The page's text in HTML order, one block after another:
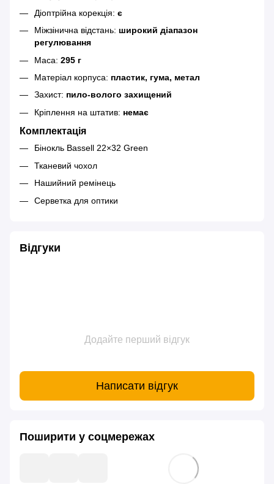
Діоптрійна корекція: є
Міжзінична відстань: широкий діапазон
регулювання
Маса: 295 г
Матеріал корпуса: пластик, гума, метал
Захист: пило-волого захищений
Кріплення на штатив: немає
Комплектація
Бінокль Bassell 22×32 Green
Тканевий чохол
Нашийний ремінець
Серветка для оптики
Відгуки
Додайте перший відгук
Написати відгук
Поширити у соцмережах